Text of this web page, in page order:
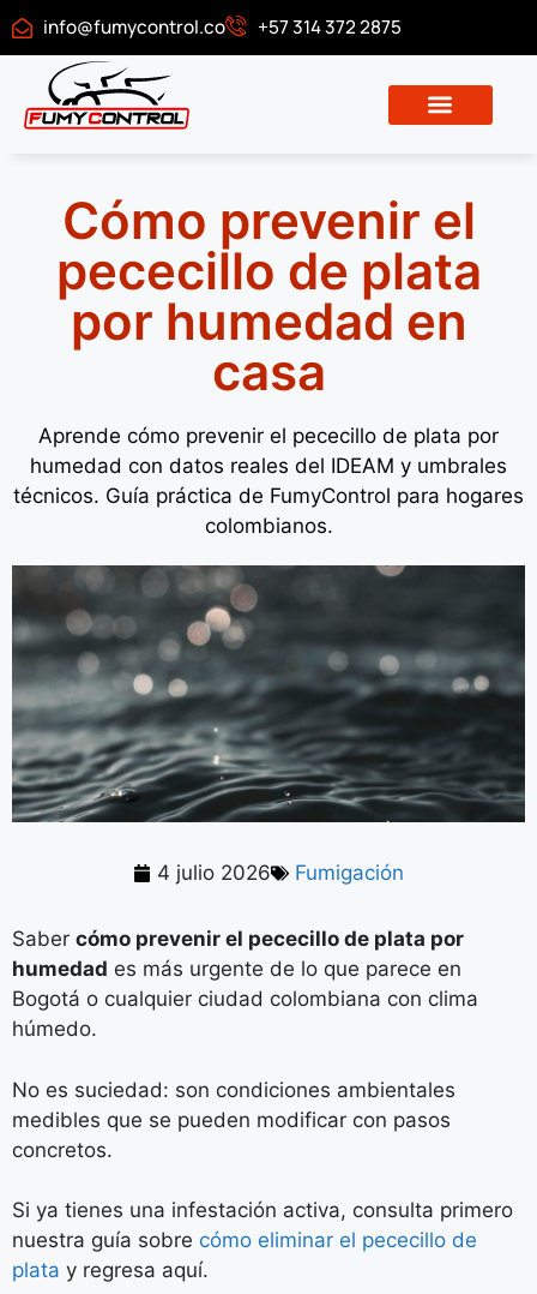
info@fumycontrol.co +57 314 372 2875
Cómo prevenir el
pececillo de plata
por humedad en
casa
Aprende cómo prevenir el pececillo de plata por
humedad con datos reales del IDEAM y umbrales
técnicos. Guía práctica de FumyControl para hogares
colombianos.
4 julio 2026 Fumigación
Saber cómo prevenir el pececillo de plata por
humedad es más urgente de lo que parece en
Bogotá o cualquier ciudad colombiana con clima
húmedo.
No es suciedad: son condiciones ambientales
medibles que se pueden modificar con pasos
concretos.
Si ya tienes una infestación activa, consulta primero
nuestra guía sobre cómo eliminar el pececillo de
plata y regresa aquí.